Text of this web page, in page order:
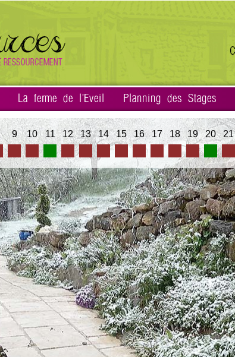
La ferme de l'Eveil Planning des Stages
9 10 11 12 13 14 15 16 17 18 19 20 21